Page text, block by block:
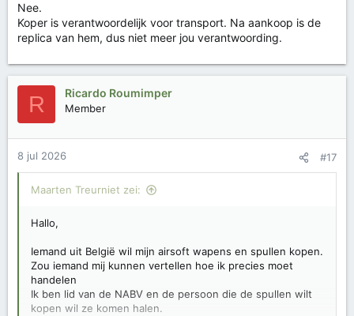
Nee.
Koper is verantwoordelijk voor transport. Na aankoop is de
replica van hem, dus niet meer jou verantwoording.
R Ricardo Roumimper
Member
8 jul 2026 #17
Maarten Treurniet zei:
Hallo,
Iemand uit België wil mijn airsoft wapens en spullen kopen.
Zou iemand mij kunnen vertellen hoe ik precies moet
handelen
Ik ben lid van de NABV en de persoon die de spullen wilt
kopen wil ze komen halen.